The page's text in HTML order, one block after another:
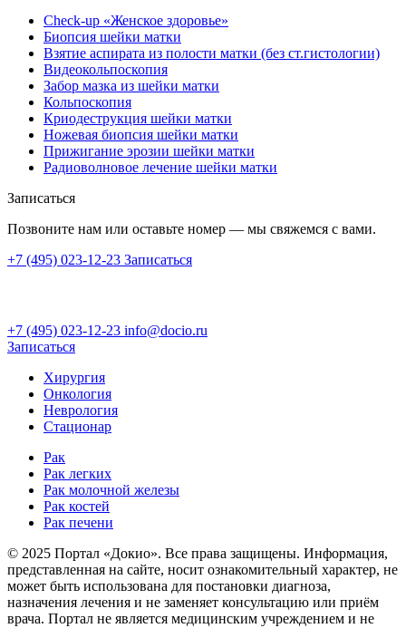
Check-up «Женское здоровье»
Биопсия шейки матки
Взятие аспирата из полости матки (без ст.гистологии)
Видеокольпоскопия
Забор мазка из шейки матки
Кольпоскопия
Криодеструкция шейки матки
Ножевая биопсия шейки матки
Прижигание эрозии шейки матки
Радиоволновое лечение шейки матки
Записаться
Позвоните нам или оставьте номер — мы свяжемся с вами.
+7 (495) 023-12-23 Записаться
+7 (495) 023-12-23 info@docio.ru
Записаться
Хирургия
Онкология
Неврология
Стационар
Рак
Рак легких
Рак молочной железы
Рак костей
Рак печени
© 2025 Портал «Докио». Все права защищены. Информация,
представленная на сайте, носит ознакомительный характер, не
может быть использована для постановки диагноза,
назначения лечения и не заменяет консультацию или приём
врача. Портал не является медицинским учреждением и не